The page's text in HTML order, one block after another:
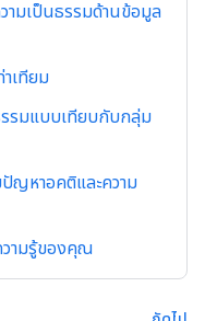
มเป็นธรรมด้านข้อมูล
าเทียม
รรมแบบเทียบกับกลุ่ม
ปัญหาอคติและความ
ามรู้ของคุณ